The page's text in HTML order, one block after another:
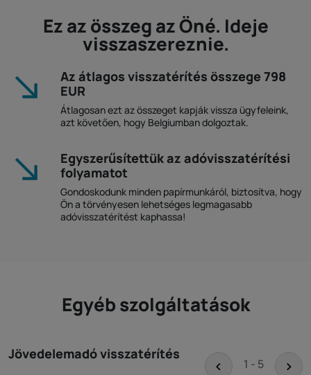
Ez az összeg az Öné. Ideje
visszaszereznie.
Az átlagos visszatérítés összege 798
EUR
Átlagosan ezt az összeget kapják vissza ügyfeleink,
azt követően, hogy Belgiumban dolgoztak.
Egyszerűsítettük az adóvisszatérítési
folyamatot
Gondoskodunk minden papírmunkáról, biztosítva, hogy
Ön a törvényesen lehetséges legmagasabb
adóvisszatérítést kaphassa!
Egyéb szolgáltatások
Jövedelemadó visszatérítés
< 1 - 5 >